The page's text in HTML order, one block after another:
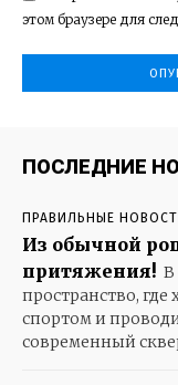
этом браузере для
ПОСЛЕДНИЕ
ПРАВИЛЬНЫЕ
Из обычной
притяжения! В
пространство, где
спортом и
современный